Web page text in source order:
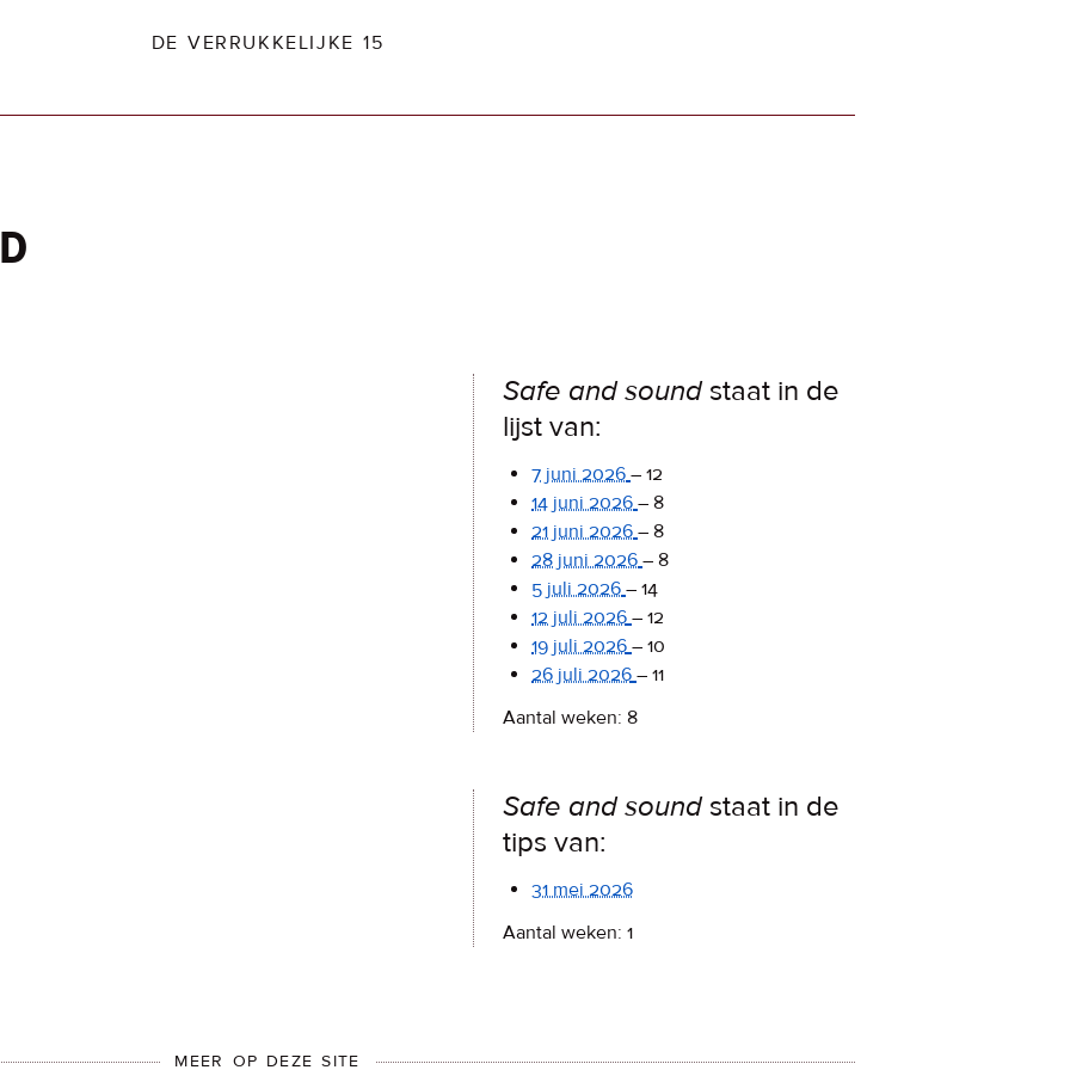
DE VERRUKKELIJKE 15
Safe and soundstaat in de
lijst van:
7 juni 2026 – 12
14 juni 2026 – 8
21 juni 2026 – 8
28 juni 2026 – 8
5 juli 2026 – 14
12 juli 2026 – 12
19 juli 2026 – 10
26 juli 2026 – 11
Aantal weken: 8
Safe and soundstaat in de
tips van:
31 mei 2026
Aantal weken: 1
MEER OP DEZE SITE